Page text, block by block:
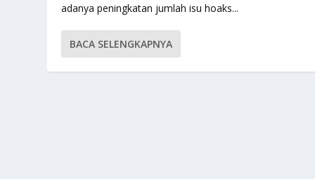
adanya peningkatan jumlah isu hoaks...
BACA SELENGKAPNYA